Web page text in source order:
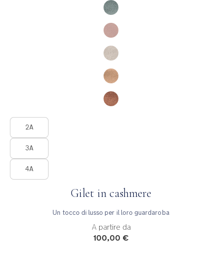
Product Fashions
2A
3A
4A
Gilet in cashmere
Un tocco di lusso per il loro guardaroba
A partire da
100,00 €